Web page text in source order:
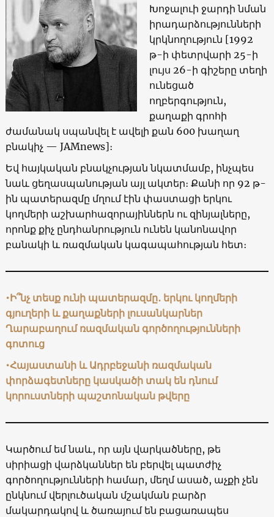
Խոջալուի ջարդի նման
իրադարձությունների
կրկնողություն [1992
թ-ի փետրվարի 25-ի
լույս 26-ի գիշերը տեղի
ունեցած
ողբերգություն,
քաղաքի գրոհի
ժամանակ սպանվել է ավելի քան 600 խաղաղ
բնակիչ — JAMnews]։
Եվ հայկական բնակչության նկատմամբ, ինչպես
նաև ցեղասպանության այլ ակտեր։ Քանի որ 92 թ-
ին պատերազմը մղում էին փաստացի երկու
կողմերի աշխարհազորայիններն ու զինյալները,
որոնք քիչ ընդհանրություն ունեն կանոնավոր
բանակի և ռազմական կագապահության հետ։
•Ի՞նչ տեսք ունի պատերազմը․ երկու կողմերի
գյուղերի և քաղաքների լուսանկարներ
Ղարաբաղում ռազմական գործողությունների
գոտուց
•Հայաստանի և Ադրբեջանի ռազմական
փորձագետները կասկածի տակ են դնում
կորուստների պաշտոնական թվերը
Կարծում եմ նաև, որ այն վարկածները, թե
սիրիացի վարձկաններ են բերվել պատժիչ
գործողությունների համար, մեղմ ասած, աչքի չեն
ընկնում վերլուծական մշակման բարձր
մակարդակով և ծառայում են բացառապես